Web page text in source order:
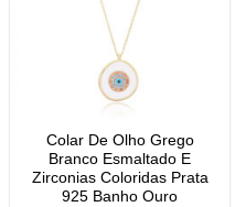
Colar De Olho Grego
Branco Esmaltado E
Zirconias Coloridas Prata
925 Banho Ouro